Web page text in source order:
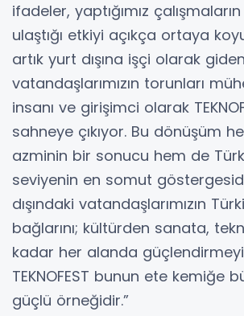
ifadeler, yaptığımız
ulaştığı etkiyi açıkça ortaya
artık yurt dışına işçi olarak giden
vatandaşlarımızın torunları
insanı ve girişimci olarak
sahneye çıkıyor. Bu dönüşüm
azminin bir sonucu hem de
seviyenin en somut
dışındaki vatandaşlarımızın
bağlarını; kültürden sanata,
kadar her alanda
TEKNOFEST bunun ete kemiğe
güçlü örneğidir.”